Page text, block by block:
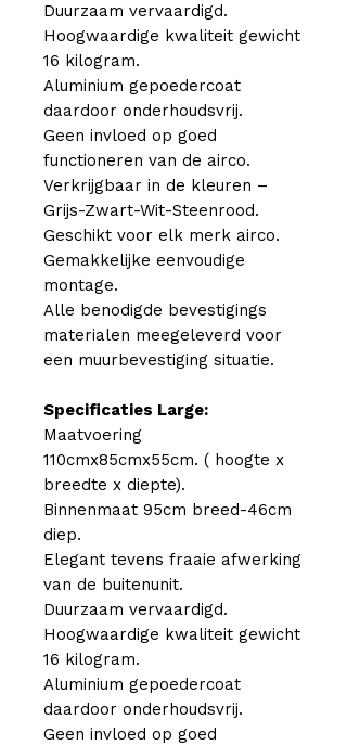
Duurzaam vervaardigd.
Hoogwaardige kwaliteit gewicht
16 kilogram.
Aluminium gepoedercoat
daardoor onderhoudsvrij.
Geen invloed op goed
functioneren van de airco.
Verkrijgbaar in de kleuren –
Grijs-Zwart-Wit-Steenrood.
Geschikt voor elk merk airco.
Gemakkelijke eenvoudige
montage.
Alle benodigde bevestigings
materialen meegeleverd voor
een muurbevestiging situatie.
Specificaties Large:
Maatvoering
110cmx85cmx55cm. ( hoogte x
breedte x diepte).
Binnenmaat 95cm breed-46cm
diep.
Elegant tevens fraaie afwerking
van de buitenunit.
Duurzaam vervaardigd.
Hoogwaardige kwaliteit gewicht
16 kilogram.
Aluminium gepoedercoat
daardoor onderhoudsvrij.
Geen invloed op goed